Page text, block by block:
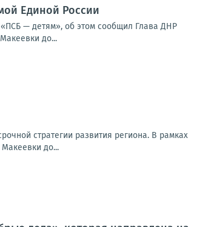
Единой России
«ПСБ — детям», об этом сообщил Глава ДНР
до...
стратегии развития региона. В рамках
до...